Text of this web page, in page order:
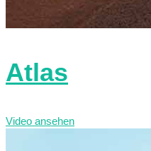
Atlas
Video ansehen